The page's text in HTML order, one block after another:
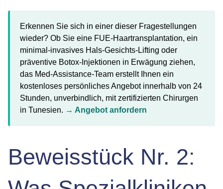
Erkennen Sie sich in einer dieser Fragestellungen
wieder? Ob Sie eine FUE-Haartransplantation, ein
minimal-invasives Hals-Gesichts-Lifting oder
präventive Botox-Injektionen in Erwägung ziehen,
das Med-Assistance-Team erstellt Ihnen ein
kostenloses persönliches Angebot innerhalb von 24
Stunden, unverbindlich, mit zertifizierten Chirurgen
in Tunesien. → Angebot anfordern
Beweisstück Nr. 2: